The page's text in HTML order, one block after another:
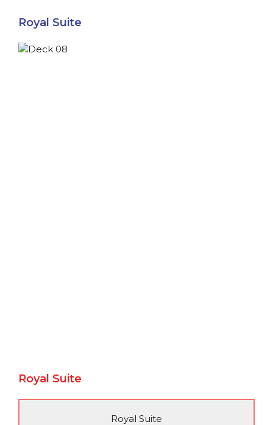
Royal Suite
Royal Suite
Royal Suite